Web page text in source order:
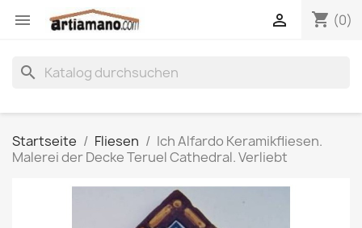
 shopping_cart (0)

search
Startseite Fliesen
Ich Alfardo Keramikfliesen.
Malerei der Decke Teruel Cathedral. Verliebt